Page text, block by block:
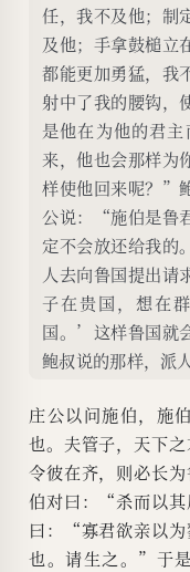
任，我不及他；制
及他；手拿鼓槌立
都能更加勇猛，
射中了我的腰钩
是他在为他的君
来，他也会那样
样使他回来呢？”
公说：“施伯是鲁
定不会放还给我
人去向鲁国提出
子在贵国，想在
国。’这样鲁国就
鲍叔说的那样，派
庄公以问施伯，施
也。夫管子，天下之
令彼在齐，则必长
伯对曰：“杀而以
曰：“寡君欲亲以为
也。请生之。”于